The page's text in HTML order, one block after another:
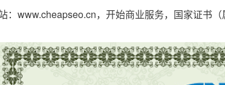
：www.cheapseo.cn，开始商业服务，国家证书（